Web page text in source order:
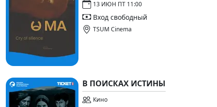
13 ИЮН ПТ 11:00
Вход свободный
TSUM Cinema
В ПОИСКАХ ИСТИНЫ
Кино